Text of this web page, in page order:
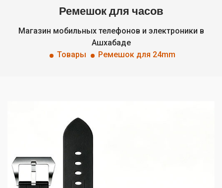
Ремешок для часов
Магазин мобильных телефонов и электроники в
Ашхабаде
Товары
Ремешок для 24mm